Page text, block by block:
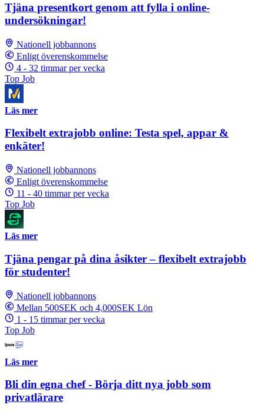
Tjäna presentkort genom att fylla i online-
undersökningar!
Nationell jobbannons
Enligt överenskommelse
4 - 32 timmar per vecka
Top Job
Läs mer
Flexibelt extrajobb online: Testa spel, appar &
enkäter!
Nationell jobbannons
Enligt överenskommelse
11 - 40 timmar per vecka
Top Job
Läs mer
Tjäna pengar på dina åsikter – flexibelt extrajobb
för studenter!
Nationell jobbannons
Mellan 500SEK och 4,000SEK Lön
1 - 15 timmar per vecka
Top Job
Läs mer
Bli din egna chef - Börja ditt nya jobb som
privatlärare